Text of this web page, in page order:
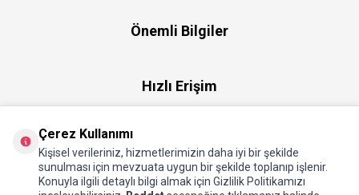
Önemli Bilgiler
Hızlı Erişim
Çerez Kullanımı
Kişisel verileriniz, hizmetlerimizin daha iyi bir şekilde
sunulması için mevzuata uygun bir şekilde toplanıp işlenir.
Konuyla ilgili detaylı bilgi almak için Gizlilik Politikamızı